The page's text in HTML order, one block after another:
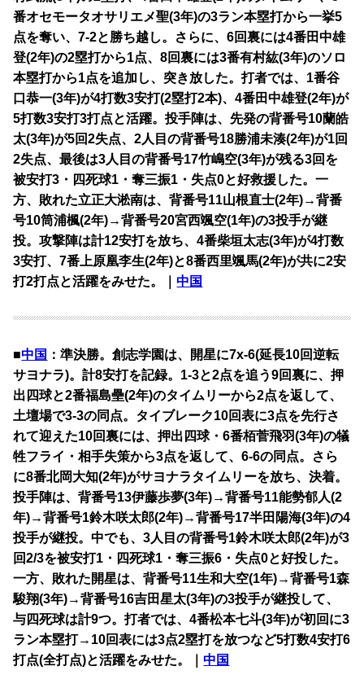
番オセモータオサリエメ聖(3年)の3ラン本塁打から一挙5
点を奪い、7-2と勝ち越し。さらに、6回裏には4番田中雄
登(2年)の2塁打から1点、8回裏には3番有村紘(3年)のソロ
本塁打から1点を追加し、突き放した。打者では、1番谷
口恭一(3年)が4打数3安打(2塁打2本)、4番田中雄登(2年)が
5打数3安打3打点と活躍。投手陣は、先発の背番号10蘭皓
太(3年)が5回2失点、2人目の背番号18勝浦未湊(2年)が1回
2失点、最後は3人目の背番号17竹嶋空(3年)が残る3回を
被安打3・四死球1・奪三振1・失点0と好救援した。一
方、敗れた立正大淞南は、背番号11山根直士(2年)→背番
号10筒浦楓(2年)→背番号20宮西颯空(1年)の3投手が継
投。攻撃陣は計12安打を放ち、4番柴垣太志(3年)が4打数
3安打、7番上原凰李生(2年)と8番西里颯馬(2年)が共に2安
打2打点と活躍をみせた。｜中国
■中国 ：準決勝。創志学園は、開星に7x-6(延長10回逆転
サヨナラ)。計8安打を記録。1-3と2点を追う9回裏に、押
出四球と2番福島壘(2年)のタイムリーから2点を返して、
土壇場で3-3の同点。タイブレーク10回表に3点を先行さ
れて迎えた10回裏には、押出四球・6番栢菅飛羽(3年)の犠
牲フライ・相手失策から3点を返して、6-6の同点。さら
に8番北岡大知(2年)がサヨナラタイムリーを放ち、決着。
投手陣は、背番号13伊藤歩夢(3年)→背番号11能勢郁人(2
年)→背番号1鈴木咲太郎(2年)→背番号17半田陽海(3年)の4
投手が継投。中でも、3人目の背番号1鈴木咲太郎(2年)が3
回2/3を被安打1・四死球1・奪三振6・失点0と好投した。
一方、敗れた開星は、背番号11生和大空(1年)→背番号1森
駿翔(3年)→背番号16吉田星太(3年)の3投手が継投して、
与四死球は計9つ。打者では、4番松本七斗(3年)が初回に3
ラン本塁打→10回表には3点2塁打を放つなど5打数4安打6
打点(全打点)と活躍をみせた。｜中国